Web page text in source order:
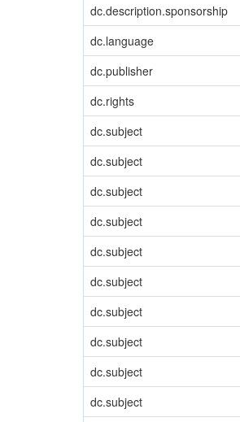
dc.description.sponsorship
dc.language
dc.publisher
dc.rights
dc.subject
dc.subject
dc.subject
dc.subject
dc.subject
dc.subject
dc.subject
dc.subject
dc.subject
dc.subject